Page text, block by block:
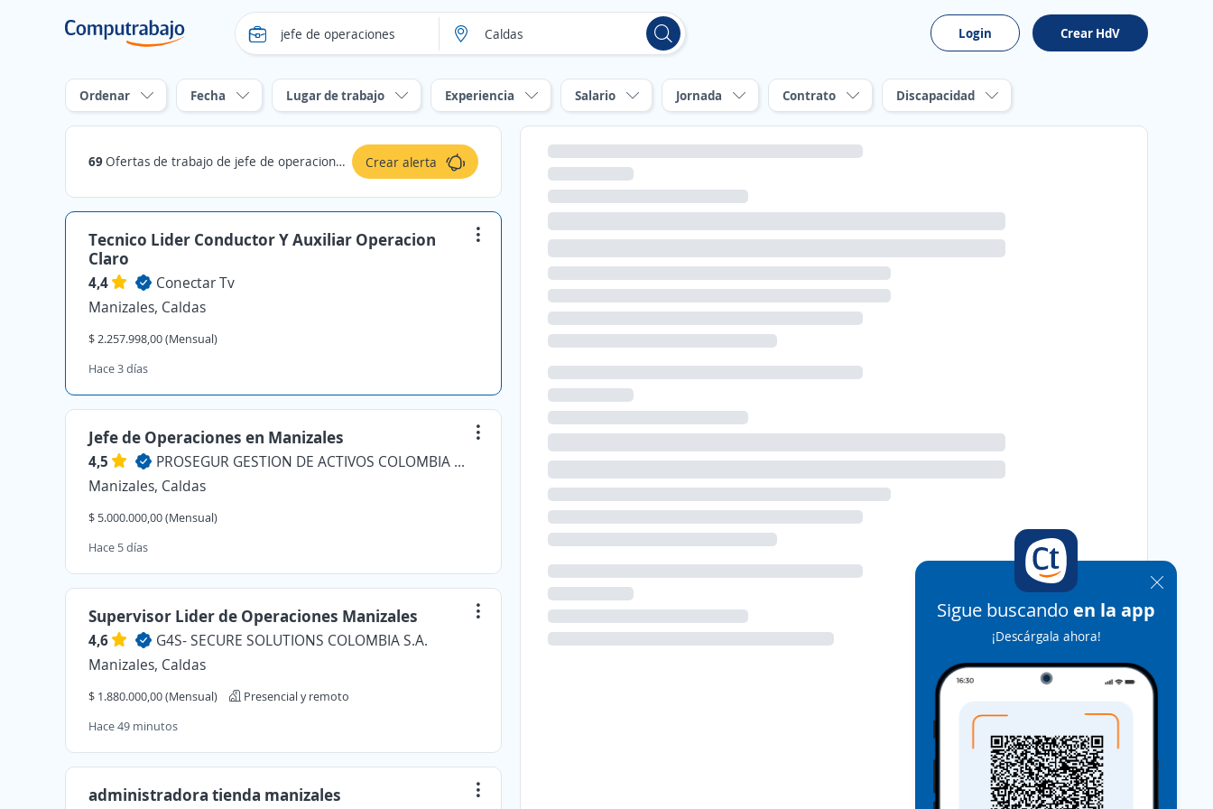
Login Crear HdV
Ordenar Fecha Lugar de trabajo Experiencia Salario Jornada Contrato Discapacidad
69 Ofertas de trabajo de jefe de operaciones en Caldas Crear alerta
Tecnico Lider Conductor Y Auxiliar Operacion
Claro
4,4
Conectar Tv
Manizales, Caldas
$ 2.257.998,00 (Mensual)
Hace 3 días
Jefe de Operaciones en Manizales
4,5
PROSEGUR GESTION DE ACTIVOS COLOMBIA SAS
Manizales, Caldas
$ 5.000.000,00 (Mensual)
Hace 5 días
Supervisor Lider de Operaciones Manizales
4,6
G4S- SECURE SOLUTIONS COLOMBIA S.A.
Manizales, Caldas
$ 1.880.000,00 (Mensual)
Presencial y remoto
Hace 49 minutos
administradora tienda manizales
Sigue buscando en la app
¡Descárgala ahora!